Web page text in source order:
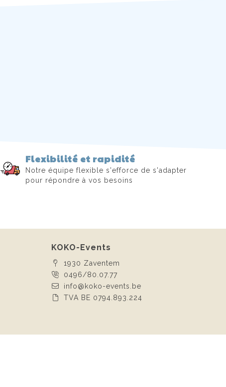
Flexibilité et rapidité
Notre équipe flexible s'efforce de s'adapter
pour répondre à vos besoins
KOKO-Events
1930 Zaventem
0496/80.07.77
info@koko-events.be
TVA BE 0794.893.224